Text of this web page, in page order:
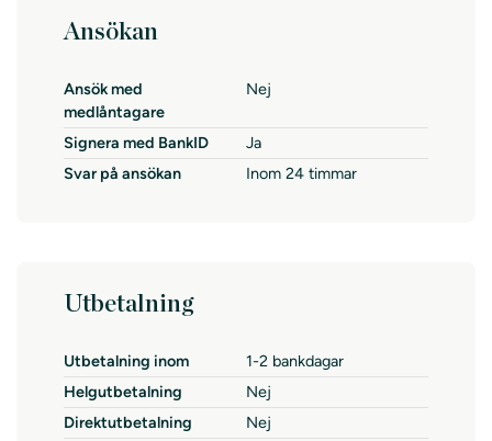
Ansökan
Ansök med
medlåntagare
Nej
Signera med BankID
Ja
Svar på ansökan
Inom 24 timmar
Utbetalning
Utbetalning inom
1-2 bankdagar
Helgutbetalning
Nej
Direktutbetalning
Nej